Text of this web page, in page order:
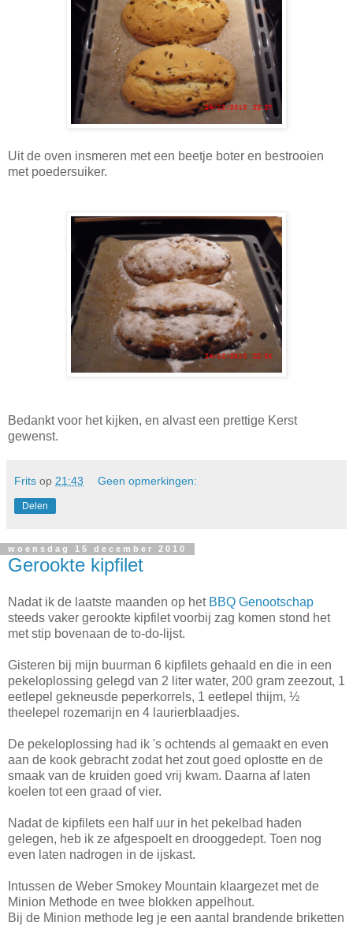
Uit de oven insmeren met een beetje boter en bestrooien
met poedersuiker.
Bedankt voor het kijken, en alvast een prettige Kerst
gewenst.
Frits op 21:43 Geen opmerkingen:
Delen
woensdag 15 december 2010
Gerookte kipfilet
Nadat ik de laatste maanden op het BBQ Genootschap
steeds vaker gerookte kipfilet voorbij zag komen stond het
met stip bovenaan de to-do-lijst.
Gisteren bij mijn buurman 6 kipfilets gehaald en die in een
pekeloplossing gelegd van 2 liter water, 200 gram zeezout, 1
eetlepel gekneusde peperkorrels, 1 eetlepel thijm, ½
theelepel rozemarijn en 4 laurierblaadjes.
De pekeloplossing had ik 's ochtends al gemaakt en even
aan de kook gebracht zodat het zout goed oplostte en de
smaak van de kruiden goed vrij kwam. Daarna af laten
koelen tot een graad of vier.
Nadat de kipfilets een half uur in het pekelbad haden
gelegen, heb ik ze afgespoelt en drooggedept. Toen nog
even laten nadrogen in de ijskast.
Intussen de Weber Smokey Mountain klaargezet met de
Minion Methode en twee blokken appelhout.
Bij de Minion methode leg je een aantal brandende briketten